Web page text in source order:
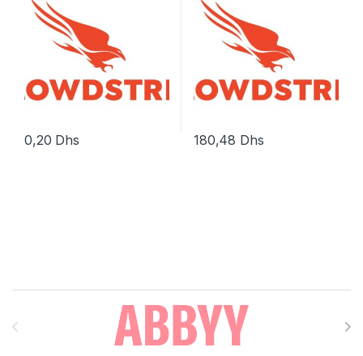
0,20 Dhs 180,48 Dhs
Brands Carousel